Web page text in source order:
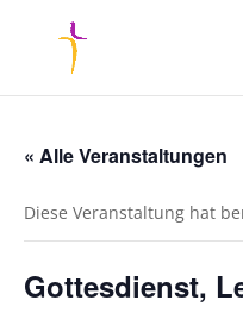
« Alle Veranstaltungen
Diese Veranstaltung hat
Gottesdienst,